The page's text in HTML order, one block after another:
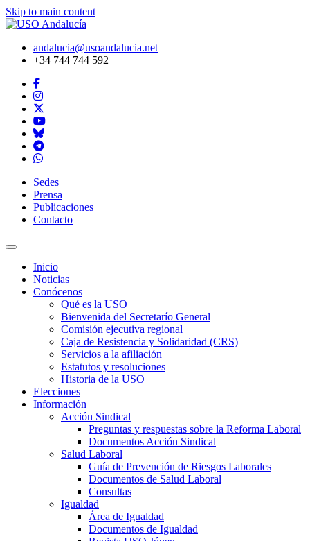
Skip to main content
andalucia@usoandalucia.net
+34 744 744 592
Sedes
Prensa
Publicaciones
Contacto
Inicio
Noticias
Conócenos
Qué es la USO
Bienvenida del Secretarío General
Comisión ejecutiva regional
Caja de Resistencia y Solidaridad (CRS)
Servicios a la afiliación
Estatutos y resoluciones
Historia de la USO
Elecciones
Información
Acción Sindical
Preguntas y respuestas sobre la Reforma Laboral
Documentos Acción Sindical
Salud Laboral
Guía de Prevención de Riesgos Laborales
Documentos de Salud Laboral
Consultas
Igualdad
Área de Igualdad
Documentos de Igualdad